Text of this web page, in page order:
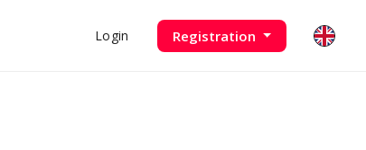
Login Registration